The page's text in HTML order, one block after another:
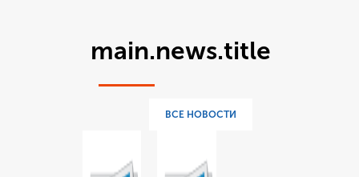
main.news.title
ВСЕ НОВОСТИ